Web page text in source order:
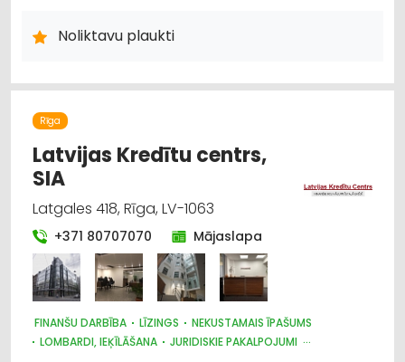
Noliktavu plaukti
Rīga
Latvijas Kredītu centrs,
SIA
Latgales 418, Rīga, LV-1063
+371 80707070 Mājaslapa
FINANŠU DARBĪBA LĪZINGS
NEKUSTAMAIS ĪPAŠUMS
LOMBARDI, IEĶĪLĀŠANA
JURIDISKIE PAKALPOJUMI